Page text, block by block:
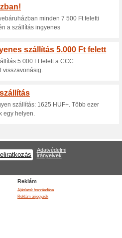
% a
o
Akcio
kiválasztott női